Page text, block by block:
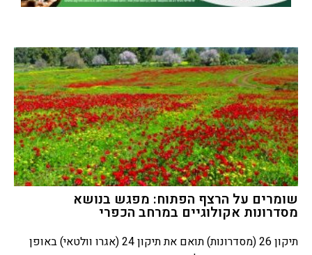
שומרים על הרצף הפתוח: מפגש בנושא
מסדרונות אקולוגיים במרחב הכפרי
תיקון 26 (מסדרונות) תואם את תיקון 24 (אגרו וולטאי) באופן